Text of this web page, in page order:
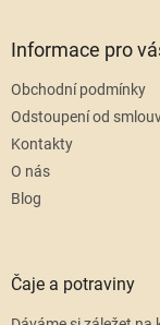
Informace pro
Obchodní podmínky
Odstoupení od
Kontakty
O nás
Blog
Čaje a potraviny